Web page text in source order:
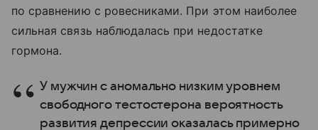
по сравнению с ровесниками. При этом наиболее
сильная связь наблюдалась при недостатке
гормона.
У мужчин с аномально низким уровнем
свободного тестостерона вероятность
развития депрессии оказалась примерно